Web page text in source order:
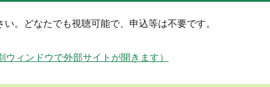
。どなたでも視聴可能で、申込等は不要です。
ィンドウで外部サイトが開きます）